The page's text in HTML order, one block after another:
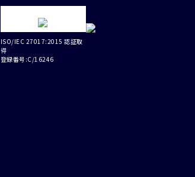
ISO/IEC 27017:2015 認証取
得
登録番号:C/16246